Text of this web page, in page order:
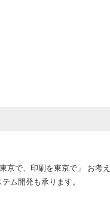
くは地方公共団体またはそ
様へ商品やサービスを提供
ありますが目的の範囲を超
京で、印刷を東京で」 お
ム開発も承ります。